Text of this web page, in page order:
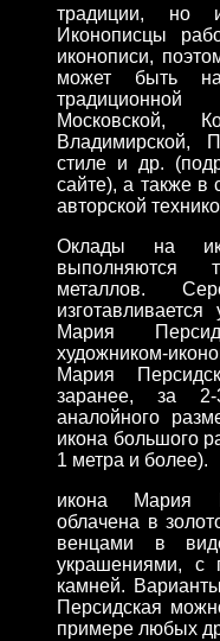
традиции, но
Иконописцы
иконописи,
может быть
Московской,
Владимирской,
стиле и др.
сайте), а также в
авторской
Оклады на
выполняются
металлов.
Мария
художником-
Мария
заранее, за
аналойного
икона большого
1 метра и более).
икона Мария
облачена в
венцами в
украшениями, с
камней.
Персидская
примере любых